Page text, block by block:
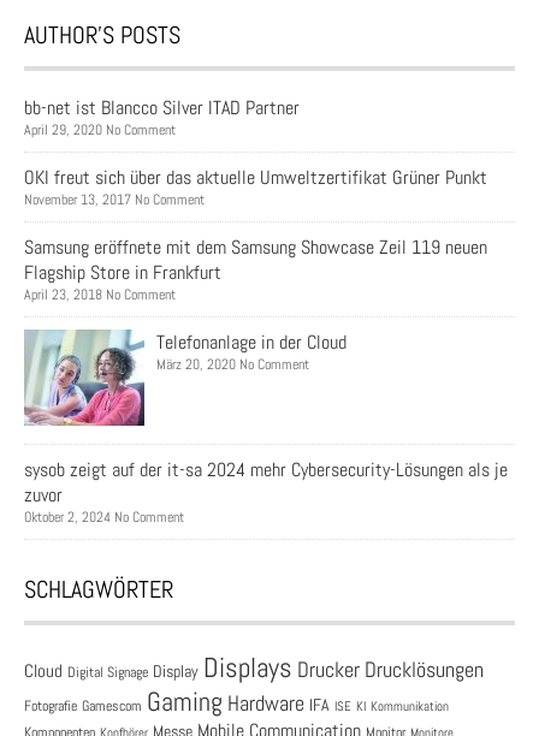
AUTHOR’S POSTS
bb-net ist Blancco Silver ITAD Partner
April 29, 2020 No Comment
OKI freut sich über das aktuelle Umweltzertifikat Grüner Punkt
November 13, 2017 No Comment
Samsung eröffnete mit dem Samsung Showcase Zeil 119 neuen
Flagship Store in Frankfurt
April 23, 2018 No Comment
Telefonanlage in der Cloud
März 20, 2020 No Comment
sysob zeigt auf der it-sa 2024 mehr Cybersecurity-Lösungen als je
zuvor
Oktober 2, 2024 No Comment
SCHLAGWÖRTER
Cloud Digital Signage Display Displays Drucker Drucklösungen
Fotografie Gamescom Gaming Hardware IFA ISE KI Kommunikation
Mobile Communication